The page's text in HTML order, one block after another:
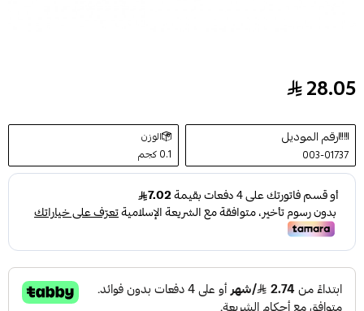
كوفيكس كير - جل زيتي للجسم الشيا وزبدة الكاكاو - 200مل
28.05
رقم الموديل
003-01737
الوزن
0.1 كجم